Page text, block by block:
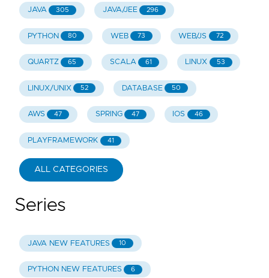
JAVA 305 JAVA/JEE 296
PYTHON 80 WEB 73 WEB/JS 72
QUARTZ 65 SCALA 61 LINUX 53
LINUX/UNIX 52 DATABASE 50
AWS 47 SPRING 47 IOS 46
PLAYFRAMEWORK 41
ALL CATEGORIES
Series
JAVA NEW FEATURES 10
PYTHON NEW FEATURES 6